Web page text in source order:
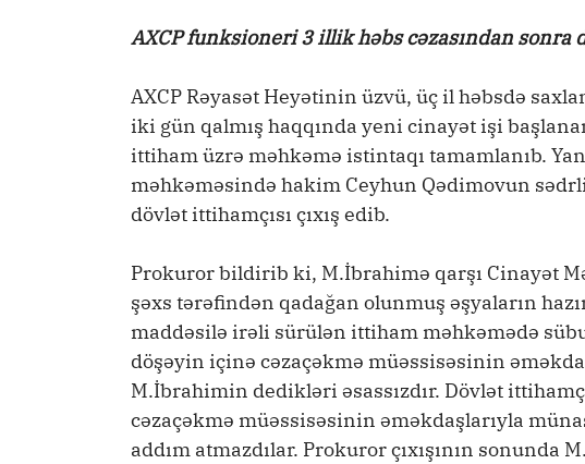
AXCP funksioneri 3 illik həbs cəzasından sonra
AXCP Rəyasət Heyətinin üzvü, üç il həbsdə
iki gün qalmış haqqında yeni cinayət işi
ittiham üzrə məhkəmə istintaqı tamamlanıb.
məhkəməsində hakim Ceyhun Qədimovun
dövlət ittihamçısı çıxış edib.
Prokuror bildirib ki, M.İbrahimə qarşı Cinayət
şəxs tərəfindən qadağan olunmuş əşyaların
maddəsilə irəli sürülən ittiham məhkəmədə
döşəyin içinə cəzaçəkmə müəssisəsinin
M.İbrahimin dedikləri əsassızdır. Dövlət
cəzaçəkmə müəssisəsinin əməkdaşlarıyla
addım atmazdılar. Prokuror çıxışının sonunda